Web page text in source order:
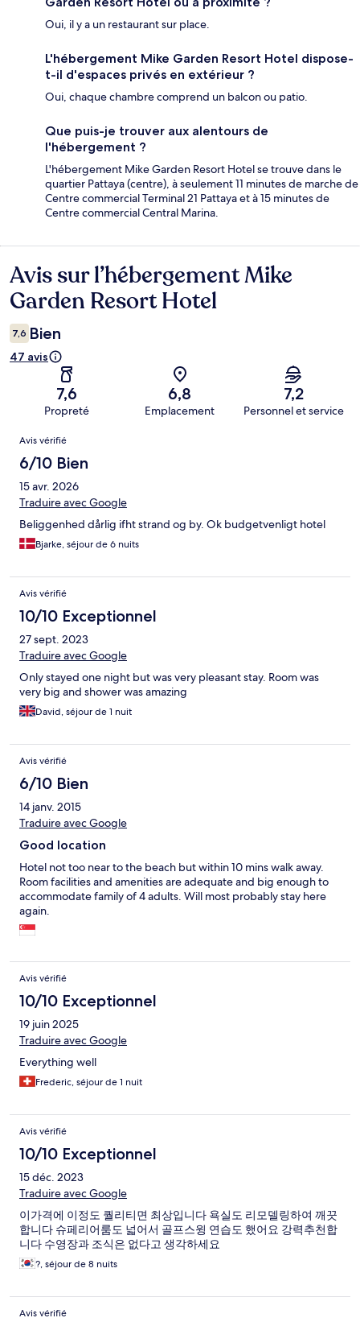
Oui, il y a un restaurant sur place.
L'hébergement Mike Garden Resort Hotel dispose-
t-il d'espaces privés en extérieur ?
Oui, chaque chambre comprend un balcon ou patio.
Que puis-je trouver aux alentours de
l'hébergement ?
L'hébergement Mike Garden Resort Hotel se trouve dans le
quartier Pattaya (centre), à seulement 11 minutes de marche de
Centre commercial Terminal 21 Pattaya et à 15 minutes de
Centre commercial Central Marina.
Avis
Avis sur l’hébergement Mike
Garden Resort Hotel
7,6 Bien
47 avis
7,6
Propreté
6,8
Emplacement
7,2
Personnel et service
Avis
Avis vérifié
6/10 Bien
15 avr. 2026
Traduire avec Google
Beliggenhed dårlig ifht strand og by. Ok budgetvenligt hotel
Bjarke, séjour de 6 nuits
Avis vérifié
10/10 Exceptionnel
27 sept. 2023
Traduire avec Google
Only stayed one night but was very pleasant stay. Room was
very big and shower was amazing
David, séjour de 1 nuit
Avis vérifié
6/10 Bien
14 janv. 2015
Traduire avec Google
Good location
Hotel not too near to the beach but within 10 mins walk away.
Room facilities and amenities are adequate and big enough to
accommodate family of 4 adults. Will most probably stay here
again.
Avis vérifié
10/10 Exceptionnel
19 juin 2025
Traduire avec Google
Everything well
Frederic, séjour de 1 nuit
Avis vérifié
10/10 Exceptionnel
15 déc. 2023
Traduire avec Google
이가격에 이정도 퀄리티면 최상입니다 욕실도 리모델링하여 깨끗
합니다 슈페리어룸도 넓어서 골프스윙 연습도 했어요 강력추천합
니다 수영장과 조식은 없다고 생각하세요
?, séjour de 8 nuits
Avis vérifié